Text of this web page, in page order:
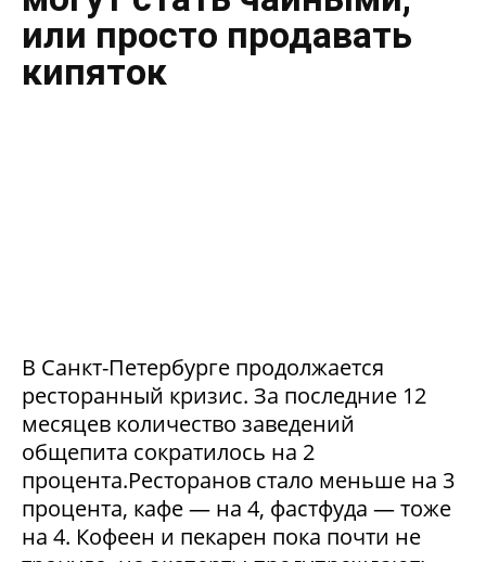
или просто продавать
кипяток
В Санкт-Петербурге продолжается
ресторанный кризис. За последние 12
месяцев количество заведений
общепита сократилось на 2
процента.Ресторанов стало меньше на 3
процента, кафе — на 4, фастфуда — тоже
на 4. Кофеен и пекарен пока почти не